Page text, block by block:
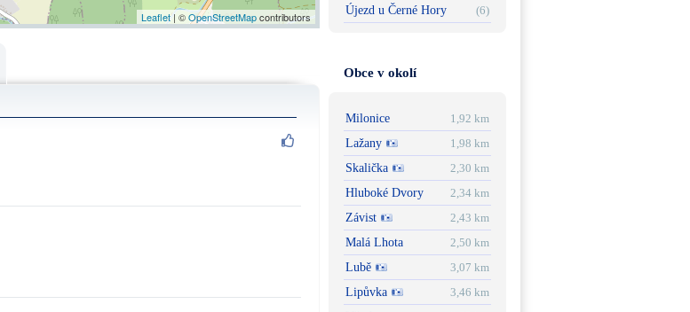
Leaflet| ©OpenStreetMapcontributors Újezd u Černé Hory (6)
Obce v okolí
Milonice
1,92 km
Lažany
1,98 km
Skalička
2,30 km
Hluboké Dvory
2,34 km
Závist
2,43 km
Malá Lhota
2,50 km
Lubě
3,07 km
Lipůvka
3,46 km